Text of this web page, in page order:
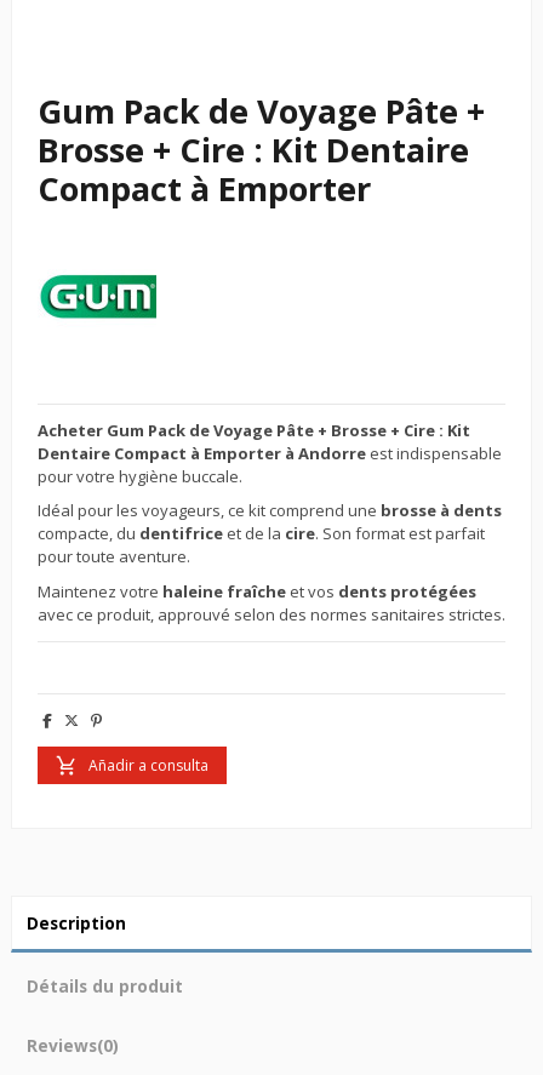
Gum Pack de Voyage Pâte +
Brosse + Cire : Kit Dentaire
Compact à Emporter
Acheter Gum Pack de Voyage Pâte + Brosse + Cire : Kit
Dentaire Compact à Emporter à Andorre est indispensable
pour votre hygiène buccale.
Idéal pour les voyageurs, ce kit comprend une brosse à dents
compacte, du dentifrice et de la cire. Son format est parfait
pour toute aventure.
Maintenez votre haleine fraîche et vos dents protégées
avec ce produit, approuvé selon des normes sanitaires strictes.
Añadir a consulta
Description
Détails du produit
Reviews(0)